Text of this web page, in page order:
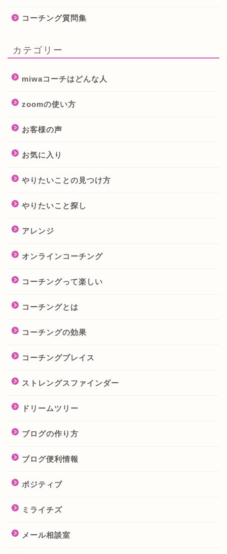
コーチング質問集
カテゴリー
miwaコーチはどんな人
zoomの使い方
お客様の声
お気に入り
やりたいことの見つけ方
やりたいこと探し
アレンジ
オンラインコーチング
コーチングって楽しい
コーチングとは
コーチングの効果
コーチングプレイス
ストレングスファインダー
ドリームツリー
ブログの作り方
ブログ便利情報
ポジティブ
ミライチズ
メール相談室